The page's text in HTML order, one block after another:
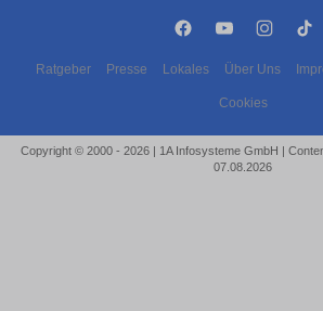
Ratgeber Presse Lokales Über Uns
Cookies
Copyright © 2000 - 2026 | 1A Infosysteme GmbH |
07.08.2026